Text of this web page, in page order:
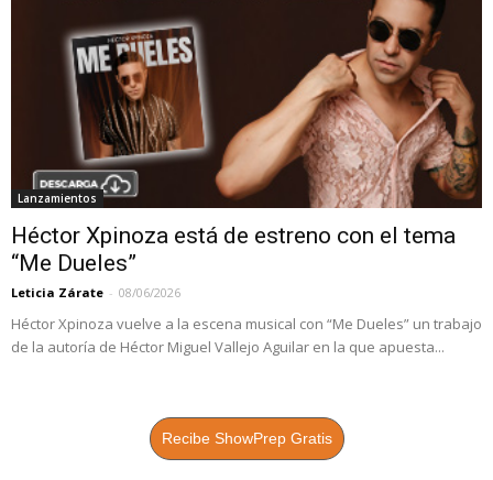
Lanzamientos
Héctor Xpinoza está de estreno con el tema
“Me Dueles”
Leticia Zárate - 08/06/2026
Héctor Xpinoza vuelve a la escena musical con “Me Dueles” un trabajo
de la autoría de Héctor Miguel Vallejo Aguilar en la que apuesta...
Recibe ShowPrep Gratis